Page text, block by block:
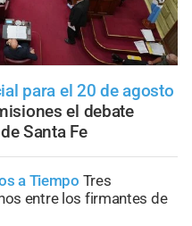
para el 20 de agosto
el debate
Santa Fe
a Tiempo Tres
entre los firmantes de